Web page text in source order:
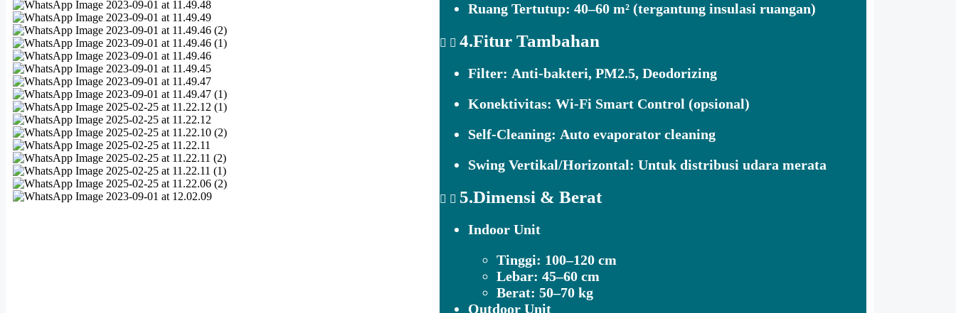
Ruang Tertutup: 40–60 m² (tergantung insulasi ruangan)
4.Fitur Tambahan
Filter: Anti-bakteri, PM2.5, Deodorizing
Konektivitas: Wi-Fi Smart Control (opsional)
Self-Cleaning: Auto evaporator cleaning
Swing Vertikal/Horizontal: Untuk distribusi udara merata
5.Dimensi & Berat
Indoor Unit
Tinggi: 100–120 cm
Lebar: 45–60 cm
Berat: 50–70 kg
Outdoor Unit